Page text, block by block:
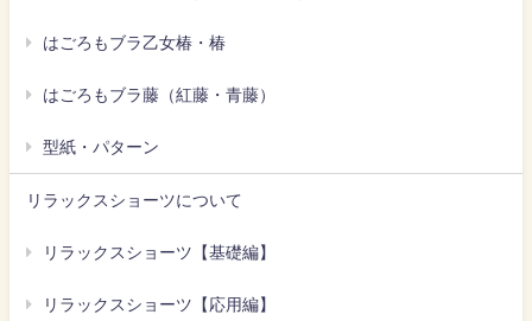
はごろもブラ乙女椿・椿
はごろもブラ藤（紅藤・青藤）
型紙・パターン
リラックスショーツについて
リラックスショーツ【基礎編】
リラックスショーツ【応用編】